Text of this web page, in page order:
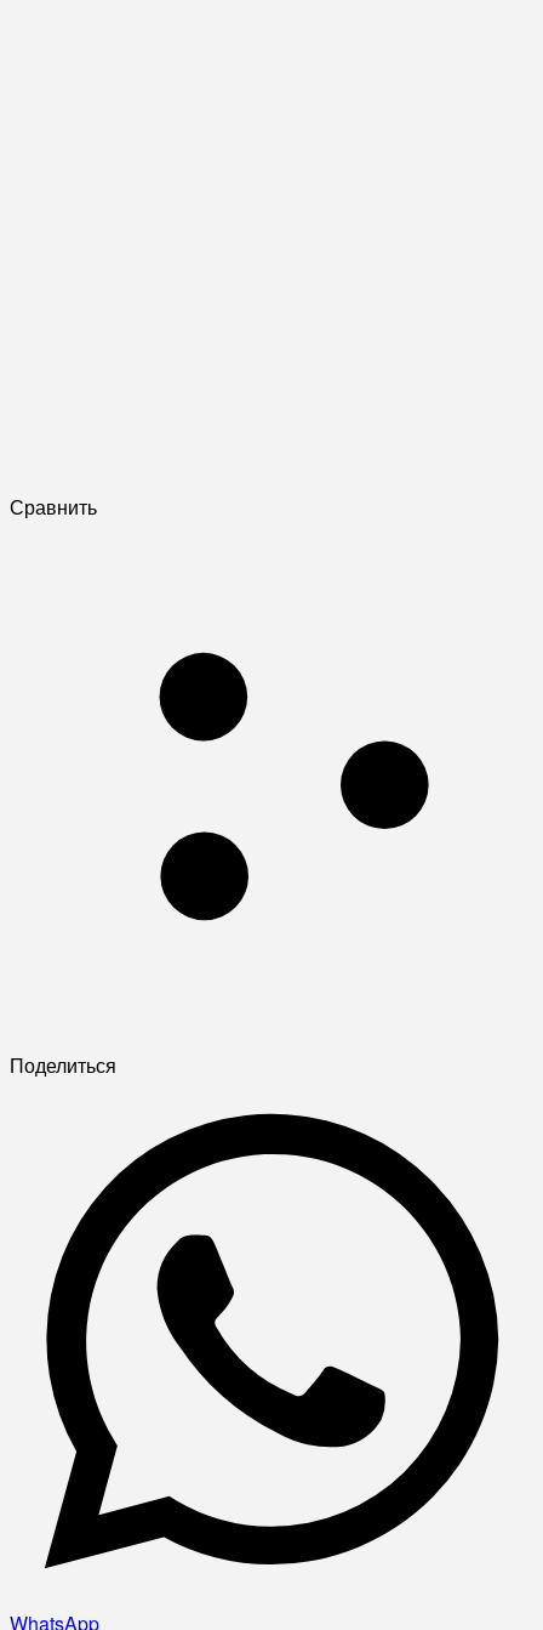
Сравнить
Поделиться
WhatsApp